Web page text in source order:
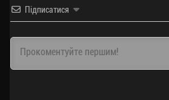
Підписатися